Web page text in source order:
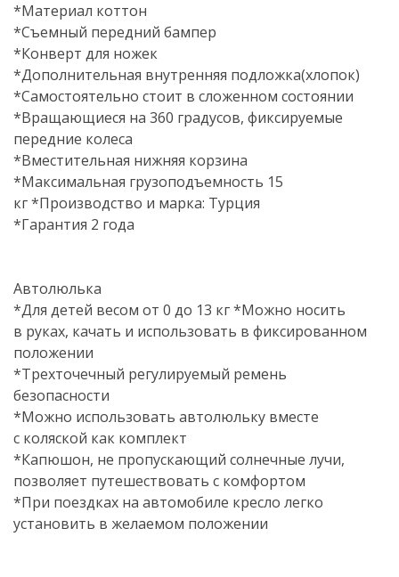
*Материал коттон
*Съемный передний бампер
*Конверт для ножек
*Дополнительная внутренняя подложка(хлопок)
*Самостоятельно стоит в сложенном состоянии
*Вращающиеся на 360 градусов, фиксируемые
передние колеса
*Вместительная нижняя корзина
*Максимальная грузоподъемность 15
кг *Производство и марка: Турция
*Гарантия 2 года
Автолюлька
*Для детей весом от 0 до 13 кг *Можно носить
в руках, качать и использовать в фиксированном
положении
*Трехточечный регулируемый ремень
безопасности
*Можно использовать автолюльку вместе
с коляской как комплект
*Капюшон, не пропускающий солнечные лучи,
позволяет путешествовать с комфортом
*При поездках на автомобиле кресло легко
установить в желаемом положении